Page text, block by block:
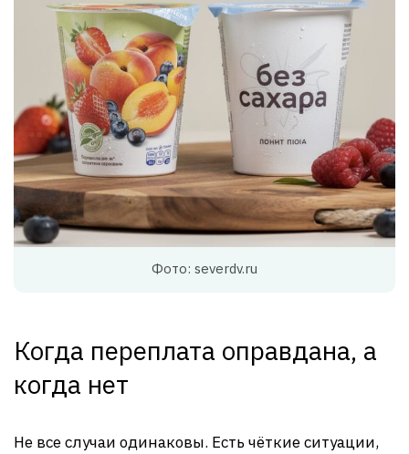
Фото: severdv.ru
Когда переплата оправдана, а
когда нет
Не все случаи одинаковы. Есть чёткие ситуации,